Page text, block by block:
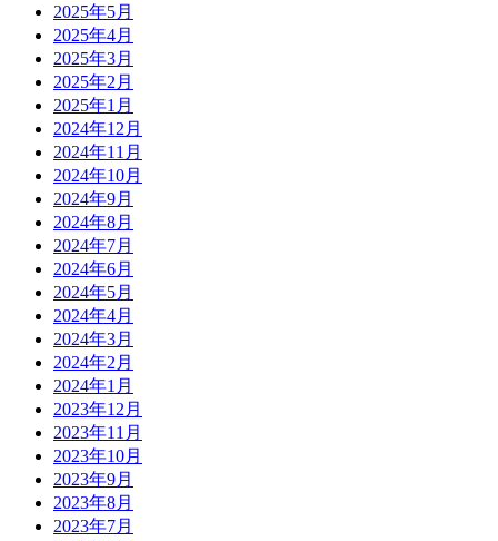
2025年5月
2025年4月
2025年3月
2025年2月
2025年1月
2024年12月
2024年11月
2024年10月
2024年9月
2024年8月
2024年7月
2024年6月
2024年5月
2024年4月
2024年3月
2024年2月
2024年1月
2023年12月
2023年11月
2023年10月
2023年9月
2023年8月
2023年7月